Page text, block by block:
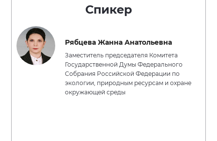
Спикер
Рябцева Жанна Анатольевна
Заместитель председателя Комитета
Государственной Думы Федерального
Собрания Российской Федерации по
экологии, природным ресурсам и охране
окружающей среды